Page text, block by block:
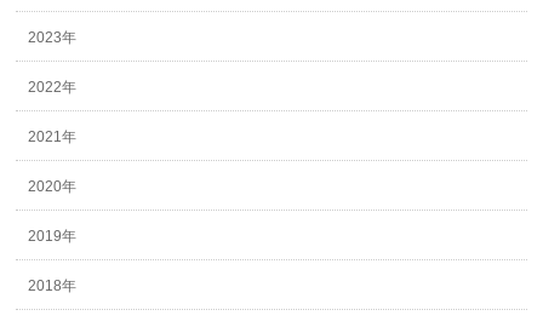
2023年
2022年
2021年
2020年
2019年
2018年